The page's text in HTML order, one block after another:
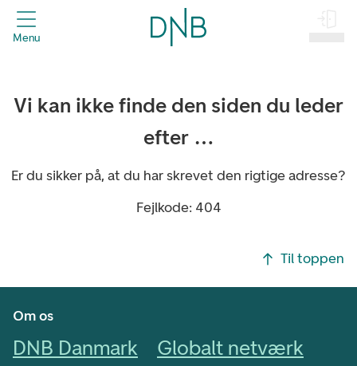
header.title
Menu
Vi kan ikke finde den siden du leder
efter …
Er du sikker på, at du har skrevet den rigtige adresse?
Fejlkode: 404
Til toppen
Om os
DNB Danmark
Globalt netværk